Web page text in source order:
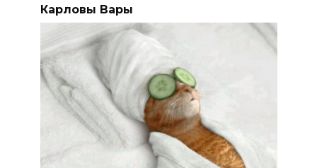
Карловы Вары